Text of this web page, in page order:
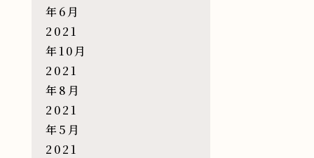
年6月
2021
年10月
2021
年8月
2021
年5月
2021